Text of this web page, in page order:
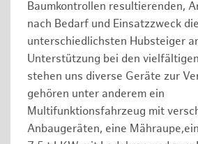
Baumkontrollen resultierenden,
nach Bedarf und Einsatzzweck die
unterschiedlichsten Hubsteiger
Unterstützung bei den
stehen uns diverse Geräte zur
gehören unter anderem ein
Multifunktionsfahrzeug mit
Anbaugeräten, eine